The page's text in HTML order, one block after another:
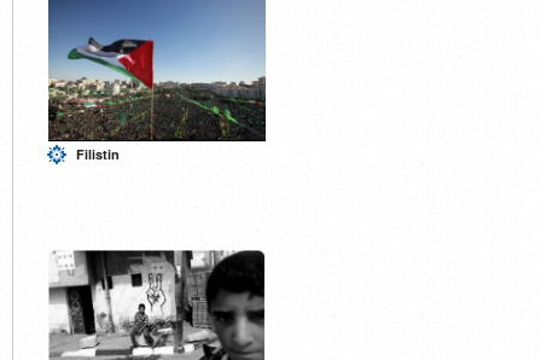
Filistin